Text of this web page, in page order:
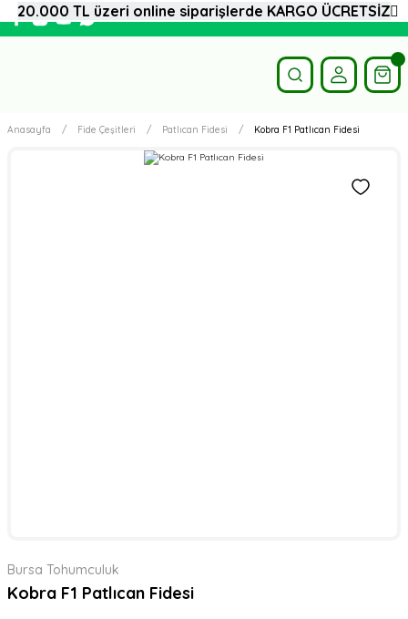
Anasayfa Fide Çeşitleri Patlıcan Fidesi Kobra F1 Patlıcan Fidesi
Bursa Tohumculuk
Kobra F1 Patlıcan Fidesi
20.000 TL üzeri online siparişlerde KARGO ÜCRETSİZ